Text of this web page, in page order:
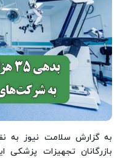
به گزارش سلامت نیوز به
بازرگانان تجهیزات